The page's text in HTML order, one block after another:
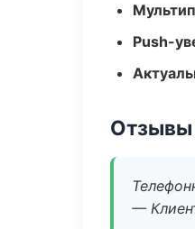
Push-
Отзывы
—